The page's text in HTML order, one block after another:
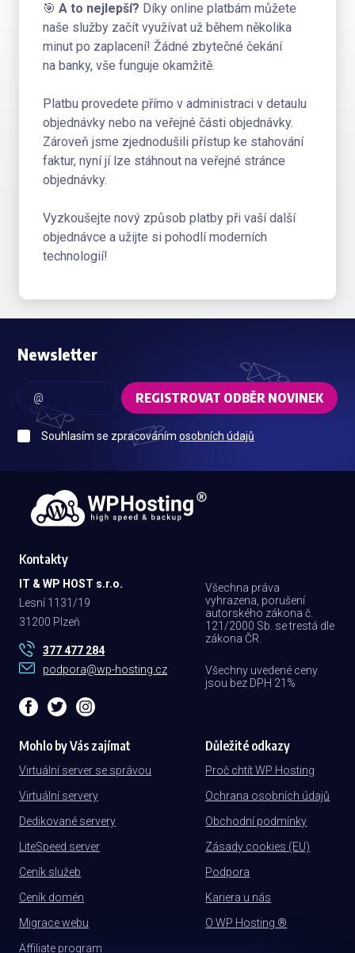
🎯 A to nejlepší? Díky online platbám můžete
naše služby začít využívat už během několika
minut po zaplacení! Žádné zbytečné čekání
na banky, vše funguje okamžitě.
Platbu provedete přímo v administraci v detaulu
objednávky nebo na veřejné části objednávky.
Zároveň jsme zjednodušili přístup ke stahování
faktur, nyní jí lze stáhnout na veřejné stránce
objednávky.
Vyzkoušejte nový způsob platby při vaší další
objednávce a užijte si pohodlí moderních
technologií!
Newsletter
REGISTROVAT ODBĚR NOVINEK
Souhlasím se zpracováním osobních údajů
Všechna práva
vyhrazena, porušení
autorského zákona č.
121/2000 Sb. se trestá dle
zákona ČR.
Všechny uvedené ceny
jsou bez DPH 21%
Kontakty
IT & WP HOST s.r.o.
Lesní 1131/19
31200 Plzeň
377 477 284
podpora@wp-hosting.cz
Mohlo by Vás zajímat
Virtuální server se správou
Virtuální servery
Dedikované servery
LiteSpeed server
Ceník služeb
Ceník domén
Migrace webu
Affiliate program
Důležité odkazy
Proč chtít WP Hosting
Ochrana osobních údajů
Obchodní podmínky
Zásady cookies (EU)
Podpora
Kariera u nás
O WP Hosting ®